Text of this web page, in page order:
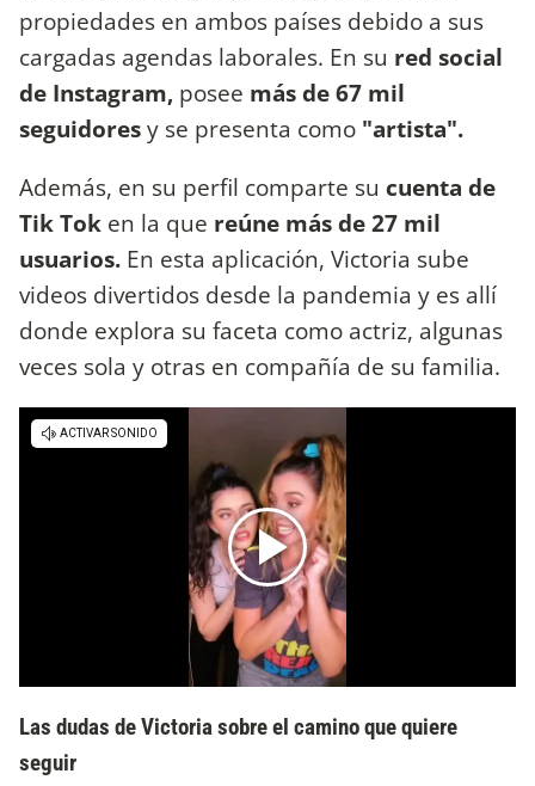
propiedades en ambos países debido a sus
cargadas agendas laborales. En su red social
de Instagram, posee más de 67 mil
seguidoresy se presenta como "artista".
Además, en su perfil comparte su cuenta de
Tik Tok en la que reúne más de 27 mil
usuarios. En esta aplicación, Victoria sube
videos divertidos desde la pandemia y es allí
donde explora su faceta como actriz, algunas
veces sola y otras en compañía de su familia.
Las dudas de Victoria sobre el camino que quiere
seguir